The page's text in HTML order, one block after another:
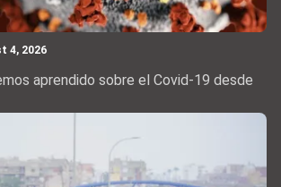
4, 2026
aprendido sobre el Covid-19 desde